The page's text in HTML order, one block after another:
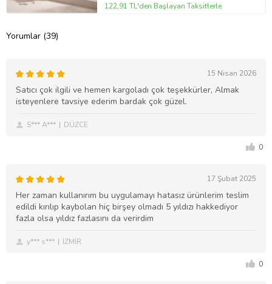
122,91 TL'den Başlayan Taksitlerle
Yorumlar (39)
15 Nisan 2026
Satıcı çok ilgili ve hemen kargoladı çok teşekkürler, Almak
isteyenlere tavsiye ederim bardak çok güzel.
S*** A*** DÜZCE
0
17 Şubat 2025
Her zaman kullanırım bu uygulamayı hatasız ürünlerim teslim
edildi kırılıp kaybolan hiç birşey olmadı 5 yıldızı hakkediyor
fazla olsa yıldız fazlasını da verirdim
y*** s*** İZMİR
0